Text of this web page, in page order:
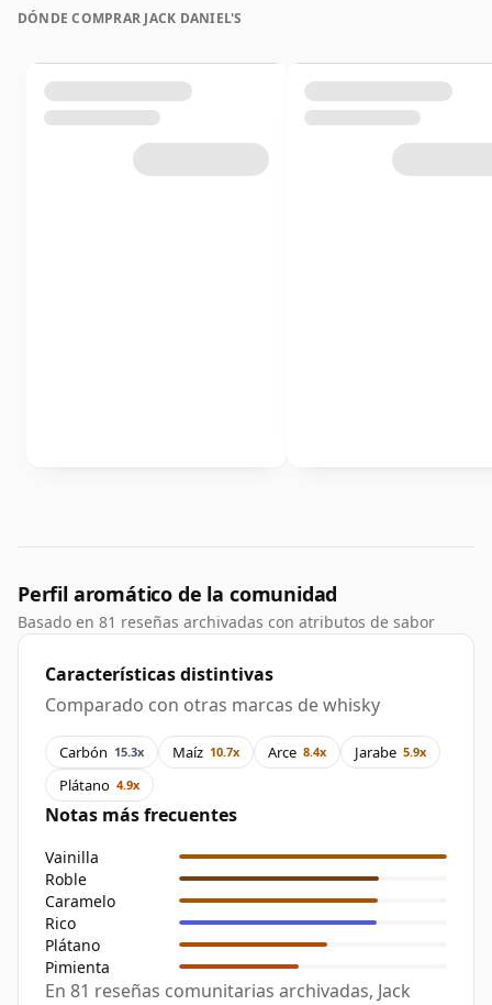
DÓNDE COMPRAR JACK DANIEL'S
Perfil aromático de la comunidad
Basado en 81 reseñas archivadas con atributos de sabor
Características distintivas
Comparado con otras marcas de whisky
Carbón 15.3x Maíz 10.7x Arce 8.4x Jarabe 5.9x
Plátano 4.9x
Notas más frecuentes
Vainilla
Roble
Caramelo
Rico
Plátano
Pimienta
En 81 reseñas comunitarias archivadas, Jack